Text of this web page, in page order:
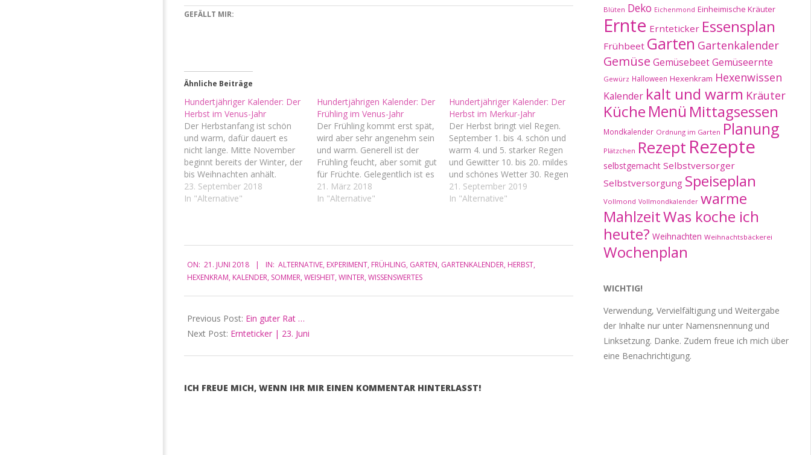
GEFÄLLT MIR:
Ähnliche Beiträge
Hundertjähriger Kalender: Der
Herbst im Venus-Jahr
Der Herbstanfang ist schön
und warm, dafür dauert es
nicht lange. Mitte November
beginnt bereits der Winter, der
bis Weihnachten anhält.
September 1. bis 12. schönes
Wetter 17. bis 25. Kühl und
Gewitter 4. bis…
23. September 2018
In "Alternative"
Hundertjährigen Kalender: Der
Frühling im Venus-Jahr
Der Frühling kommt erst spät,
wird aber sehr angenehm sein
und warm. Generell ist der
Frühling feucht, aber somit gut
für Früchte. Gelegentlich ist es
aber auch einfach nur nass.
Einen späten Frost braucht
März des Folgejahres.…
21. März 2018
In "Alternative"
Hundertjähriger Kalender: Der
Herbst im Merkur-Jahr
Der Herbst bringt viel Regen.
September 1. bis 4. schön und
warm 4. und 5. starker Regen
und Gewitter 10. bis 20. mildes
und schönes Wetter 30. Regen
Oktober 1. bis 14. trüb und
regnerisch 15. und 16. schönes
21. September 2019
In "Alternative"
06-
21
ON: 21. JUNI 2018 IN: ALTERNATIVE, EXPERIMENT, FRÜHLING, GARTEN, GARTENKALENDER, HERBST,
HEXENKRAM, KALENDER, SOMMER, WEISHEIT, WINTER, WISSENSWERTES
Previous Post: Ein guter Rat …
Next Post: Ernteticker | 23. Juni
ICH FREUE MICH, WENN IHR MIR EINEN KOMMENTAR HINTERLASST!
Blüten Deko Eichenmond Einheimische Kräuter
Ernte Ernteticker Essensplan
Frühbeet Garten Gartenkalender
Gemüse Gemüsebeet Gemüseernte
Gewürz Halloween Hexenkram Hexenwissen
Kalender kalt und warm Kräuter
Küche Menü Mittagsessen
Mondkalender Ordnung im Garten Planung
Plätzchen Rezept Rezepte
selbstgemacht Selbstversorger
Selbstversorgung Speiseplan
Vollmond Vollmondkalender warme
MahlzeitWas koche ich
heute? Weihnachten Weihnachtsbäckerei
Wochenplan
WICHTIG!
Verwendung, Vervielfältigung und Weitergabe
der Inhalte nur unter Namensnennung und
Linksetzung. Danke. Zudem freue ich mich über
eine Benachrichtigung.